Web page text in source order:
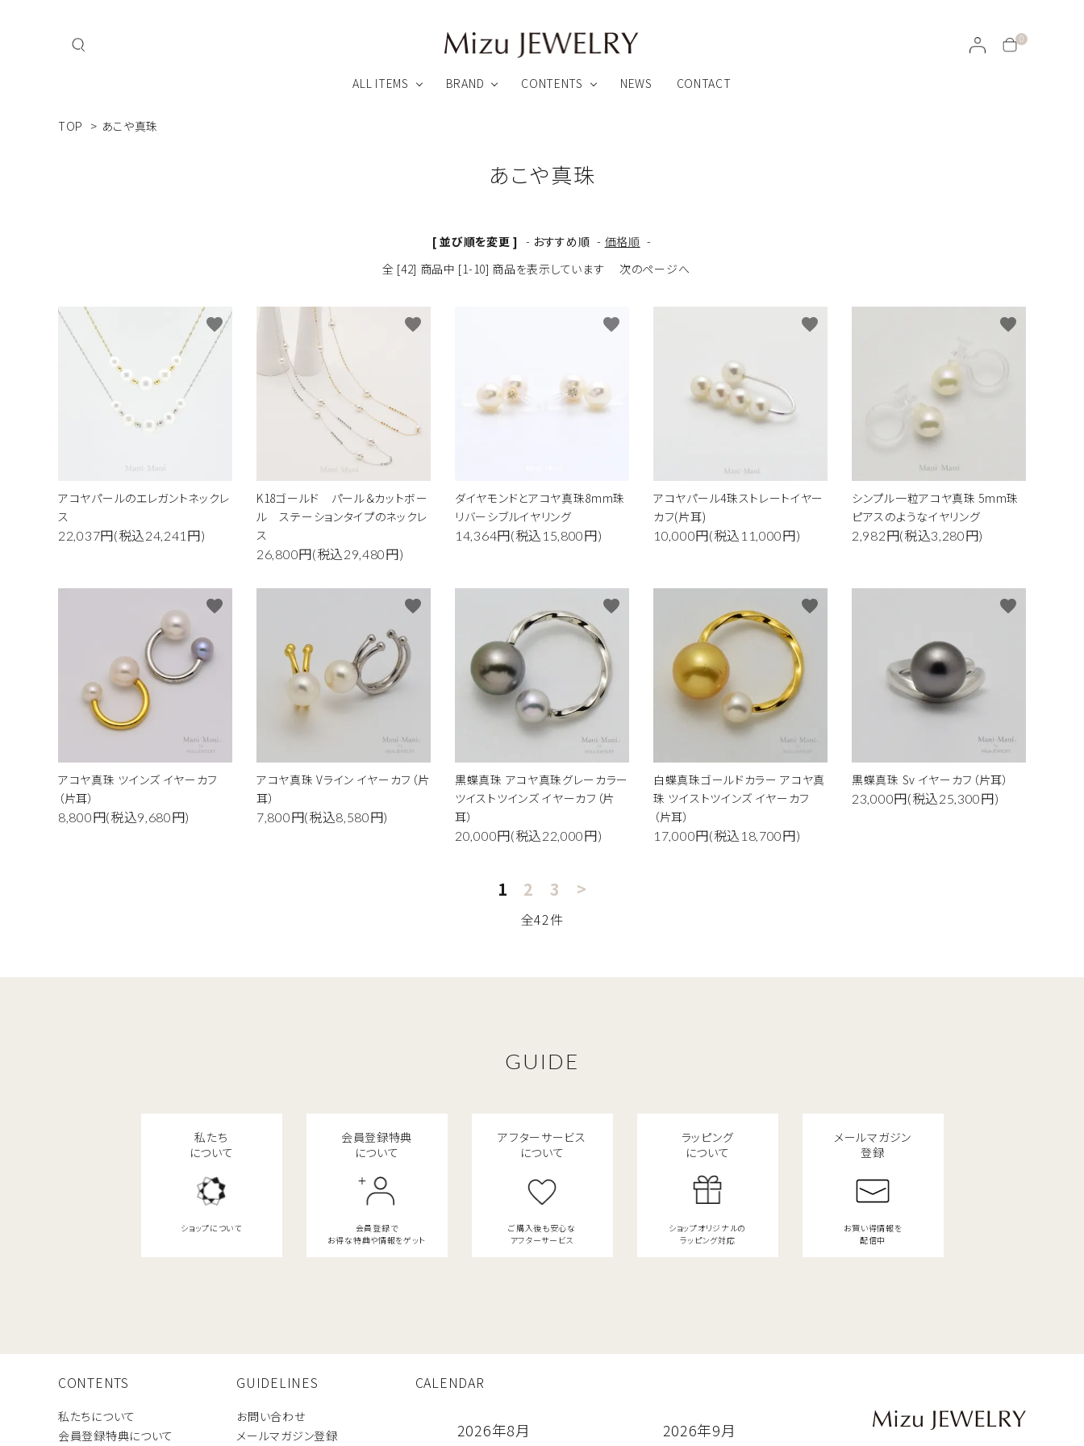
0
ALL ITEMS
ジュエリーケース・ケア ビューティー その他のアイテム
金属アレルギー対応 あこや真珠
地金チェーン他 その他の素材
BRAND
MAIARHEA Link ∞ Jewelry
CONTENTS NEWS CONTACT
TOP > あこや真珠
あこや真珠
[ 並び順を変更 ] - おすすめ順 - 価格順 -
全 [42] 商品中 [1-10] 商品を表示しています
次のページへ
アコヤパールのエレガントネックレ
ス
22,037円(税込24,241円)
favorite
K18ゴールド パール＆カットボー
ル ステーションタイプのネックレ
ス
26,800円(税込29,480円)
favorite
ダイヤモンドとアコヤ真珠8mm珠
リバーシブルイヤリング
14,364円(税込15,800円)
favorite
アコヤパール4珠ストレートイヤー
カフ(片耳)
10,000円(税込11,000円)
favorite
シンプル一粒アコヤ真珠 5mm珠
ピアスのようなイヤリング
2,982円(税込3,280円)
favorite
アコヤ真珠 ツインズ イヤーカフ
（片耳）
8,800円(税込9,680円)
favorite
アコヤ真珠 Vライン イヤーカフ（片
耳）
7,800円(税込8,580円)
favorite
黒蝶真珠 アコヤ真珠グレーカラー
ツイストツインズ イヤーカフ（片
耳）
20,000円(税込22,000円)
favorite
白蝶真珠ゴールドカラー アコヤ真
珠 ツイストツインズ イヤーカフ
（片耳）
17,000円(税込18,700円)
favorite
黒蝶真珠 Sv イヤーカフ（片耳）
23,000円(税込25,300円)
favorite
1 2 3 >
全42件
キーワード
検索する
close
GUIDE
私たち
について
ショップについて
会員登録特典
について
会員登録で
お得な特典や情報をゲット
アフターサービス
について
ご購入後も安心な
アフターサービス
ラッピング
について
ショップオリジナルの
ラッピング対応
メールマガジン
登録
お買い得情報を
配信中
CONTENTS
私たちについて
会員登録特典について
GUIDELINES
お問い合わせ
メールマガジン登録
CALENDAR
2026年8月 2026年9月